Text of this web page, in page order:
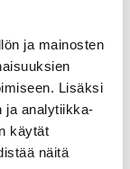
ja mainosten
Lisäksi
ja analytiikka-
käytät
näitä
raportoivat
kokivat
on osoitettu